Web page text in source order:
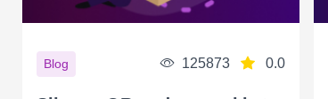
Blog 125873 0.0